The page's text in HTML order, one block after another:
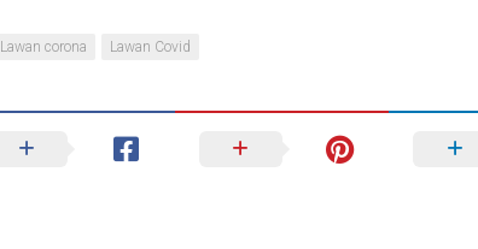
Lawan corona Lawan Covid